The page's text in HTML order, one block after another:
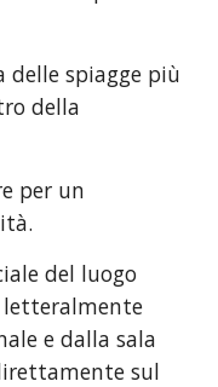
delle spiagge più
della
per un
del luogo
letteralmente
e dalla sala
sul